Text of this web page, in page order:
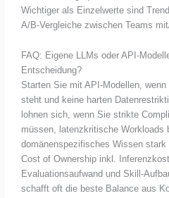
Wichtiger als Einzelwerte sind
A/B-Vergleiche zwischen Teams
FAQ: Eigene LLMs oder API-
Entscheidung?
Starten Sie mit API-Modellen,
steht und keine harten
lohnen sich, wenn Sie strikte
müssen, latenzkritische Workloads
domänenspezifisches Wissen stark
Cost of Ownership inkl.
Evaluationsaufwand und Skill-
schafft oft die beste Balance aus